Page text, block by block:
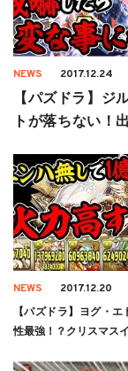
NEWS 2017.12.24
【パズドラ】ジ
トが落ちない！
NEWS 2017.12.20
【パズドラ】ヨグ・
性最強！？クリスマス